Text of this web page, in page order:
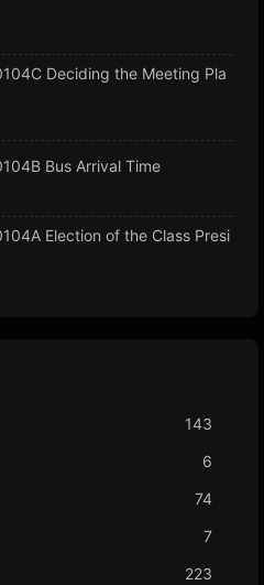
Deciding the Meeting Pla
Bus Arrival Time
Election of the Class Presi
143
6
74
7
223